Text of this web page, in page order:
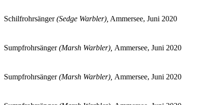
Schilfrohrsänger(Sedge Warbler), Ammersee, Juni 2020
Sumpfrohrsänger(Marsh Warbler), Ammersee, Juni 2020
Sumpfrohrsänger(Marsh Warbler), Ammersee, Juni 2020